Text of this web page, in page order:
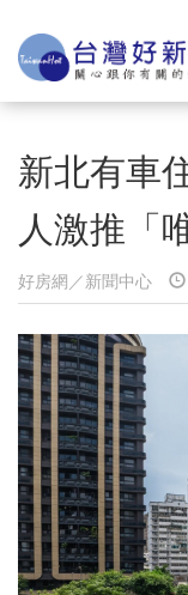
新北有車
人激推「
好房網／新聞中心